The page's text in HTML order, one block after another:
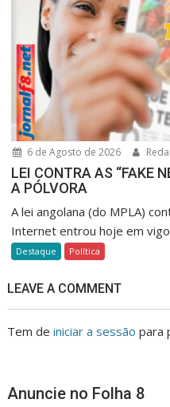
6 de Agosto de 2026
LEI CONTRA AS “FAKE
A PÓLVORA
A lei angolana (do MPLA)
Internet entrou hoje em
Destaque Política
LEAVE A COMMENT
Tem deiniciar a sessão para
Anuncie no Folha 8